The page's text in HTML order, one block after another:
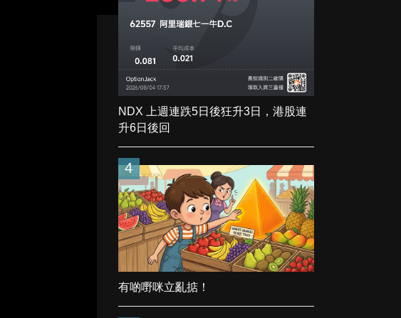
NDX 上週連跌5日後狂升3日，港股連
升6日後回
4
有啲嘢咪立亂掂！